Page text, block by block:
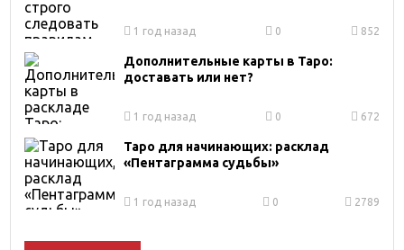
1 год назад 0 852
Дополнительные карты в Таро:
доставать или нет?
1 год назад 0 672
Таро для начинающих: расклад
«Пентаграмма судьбы»
1 год назад 0 2789